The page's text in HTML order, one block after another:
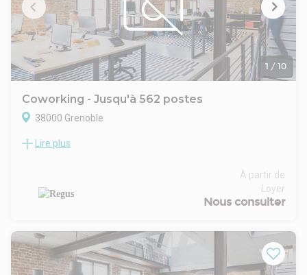
1 / 10
Coworking - Jusqu'à 562 postes
38000 Grenoble
L’immeuble se distingue par son architecture moderne et sa
quartier où se côtoient entreprises, commerces et services
du quotidien. Sa conception récente lui permet d’offrir des
espaces communs de qualité et une circulation fluide qui
environnement urbain actif offrant une grande accessibilité,
notamment grâce à la proximité des transports et des
principaux axes de la ville. Les entreprises implantées sur
Lire plus
À partir de
Loyer
Nous consulter